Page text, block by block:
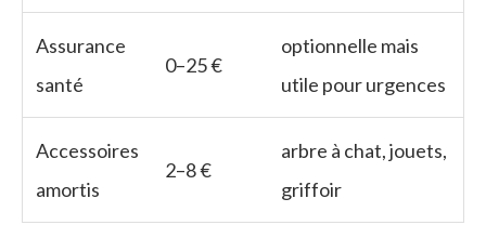
Assurance
santé
0–25 €
optionnelle mais
utile pour urgences
Accessoires
amortis
2–8 €
arbre à chat, jouets,
griffoir